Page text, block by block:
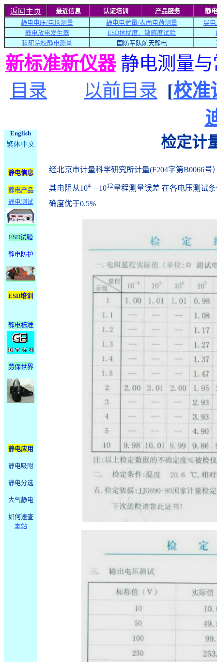
返回主页 最近信息 认证培训 产品服务
静
静电电压/电场测量 静电电荷量/表面电荷测量 导
静电放电发生器
ESD抗扰度、敏感度试验
科研院校静电测量 国防军队航天静电
新标准新仪器 静电测量
目录
以前目录 [校准
English
静电信息
静电产品
静电测试
ESD试验
静电防护
ESD培训
静电标准
劳保世界
静电应用
静电吸附
静电分选
大气静电
如何速查
本站
检定计
经北京市计量科学研究所计量(F204字第B0066号
其电阻从104－1012量程测量误差 在各电压测试
确度优于0.5%